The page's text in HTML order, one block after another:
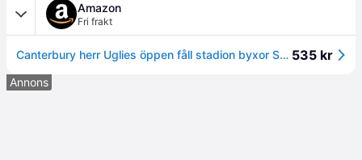
Amazon
Fri frakt
Canterbury herr Uglies öppen fåll stadion byxor Svart XL (36 - 38 inches) 535 kr
Annons